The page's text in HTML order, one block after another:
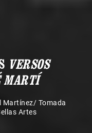
VERSOS
MARTÍ
Martínez/ Tomada
Artes